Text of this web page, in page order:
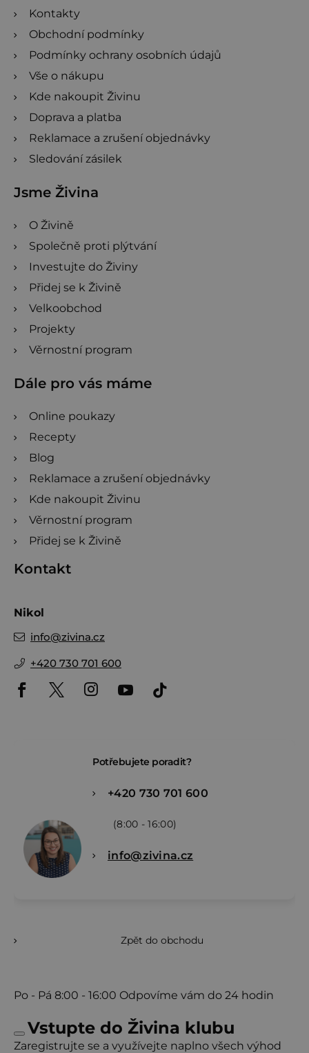
Kontakty
Obchodní podmínky
Podmínky ochrany osobních údajů
Vše o nákupu
Kde nakoupit Živinu
Doprava a platba
Reklamace a zrušení objednávky
Sledování zásilek
Jsme Živina
O Živině
Společně proti plýtvání
Investujte do Živiny
Přidej se k Živině
Velkoobchod
Projekty
Věrnostní program
Dále pro vás máme
Online poukazy
Recepty
Blog
Reklamace a zrušení objednávky
Kde nakoupit Živinu
Věrnostní program
Přidej se k Živině
Kontakt
Nikol
info@zivina.cz
+420 730 701 600
Potřebujete poradit?
+420 730 701 600
(8:00 - 16:00)
info@zivina.cz
Zpět do obchodu
Po - Pá 8:00 - 16:00 Odpovíme vám do 24 hodin
Vstupte do Živina klubu
Zaregistrujte se a využívejte naplno všech výhod